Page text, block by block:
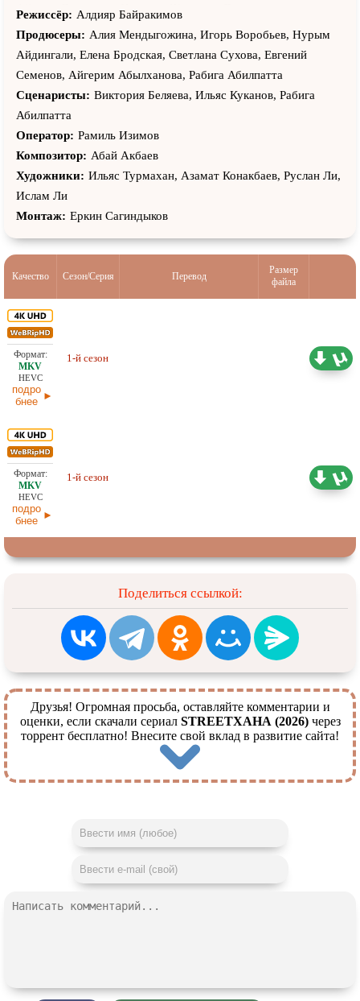
Айарыс Даукараев, Куандык Жунусов, Динмухамед
Кожамуратов, Айдос Ауесбаев, Амир Исмаилов, Талгат
Дуйсенов, Жамиля Омарова, Асет Нурбеков, Алия
Жанаткызы, Махамбет Мырза, Жандос Сейдалин, Айгерим
Абылханова, Максат Аксакалов, Райымбек Тусыпов, Бота
Нурахын, Серик Нурбеков, Кулжамал Казахбаева, Олжас
Садуакасов, Асель Кусаева, Мейирбек Утаджанов, Муса
Сапарали, Гузель Калиева, Марат Кокозов, Тимур Алимбай,
Агадил Джумабаев, Еркинбек Исаев, Сержан Амирдин, Санат
Туганбаев, Ерулан Ашим, Асхат Малик, Алихан Тураханов,
Динмухаммед Арманулы, Дамир Курбанов, Бахыт Ганибаев,
Режиссёр: Алдияр Байракимов
Продюсеры: Алия Мендыгожина, Игорь Воробьев, Нурым
Айдингали, Елена Бродская, Светлана Сухова, Евгений
Семенов, Айгерим Абылханова, Рабига Абилпатта
Сценаристы: Виктория Беляева, Ильяс Куканов, Рабига
Абилпатта
Оператор: Рамиль Изимов
Композитор: Абай Акбаев
Художники: Ильяс Турмахан, Азамат Конакбаев, Руслан Ли,
Ислам Ли
Монтаж: Еркин Сагиндыков
Качество Сезон/Серия Перевод
Размер
файла
HEVC
подро
бнее
1-й сезон
HEVC
подро
бнее
1-й сезон
Поделиться ссылкой:
Друзья! Огромная просьба, оставляйте комментарии и
оценки, если скачали сериал STREETХАНА (2026)через
торрент бесплатно! Внесите свой вклад в развитие сайта!